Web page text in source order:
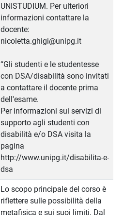
UNISTUDIUM. Per ulteriori
informazioni contattare la
docente:
nicoletta.ghigi@unipg.it
“Gli studenti e le studentesse
con DSA/disabilità sono invitati
a contattare il docente prima
dell'esame.
Per informazioni sui servizi di
supporto agli studenti con
disabilità e/o DSA visita la
pagina
http://www.unipg.it/disabilita-e-
dsa
Lo scopo principale del corso è
riflettere sulle possibilità della
metafisica e sui suoi limiti. Dal